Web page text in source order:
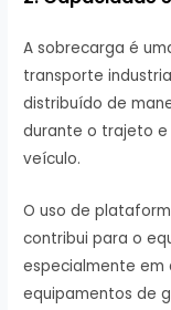
A sobrecarga é
transporte
distribuído de
durante o trajeto e
veículo.
O uso de
contribui para o
especialmente em
equipamentos de